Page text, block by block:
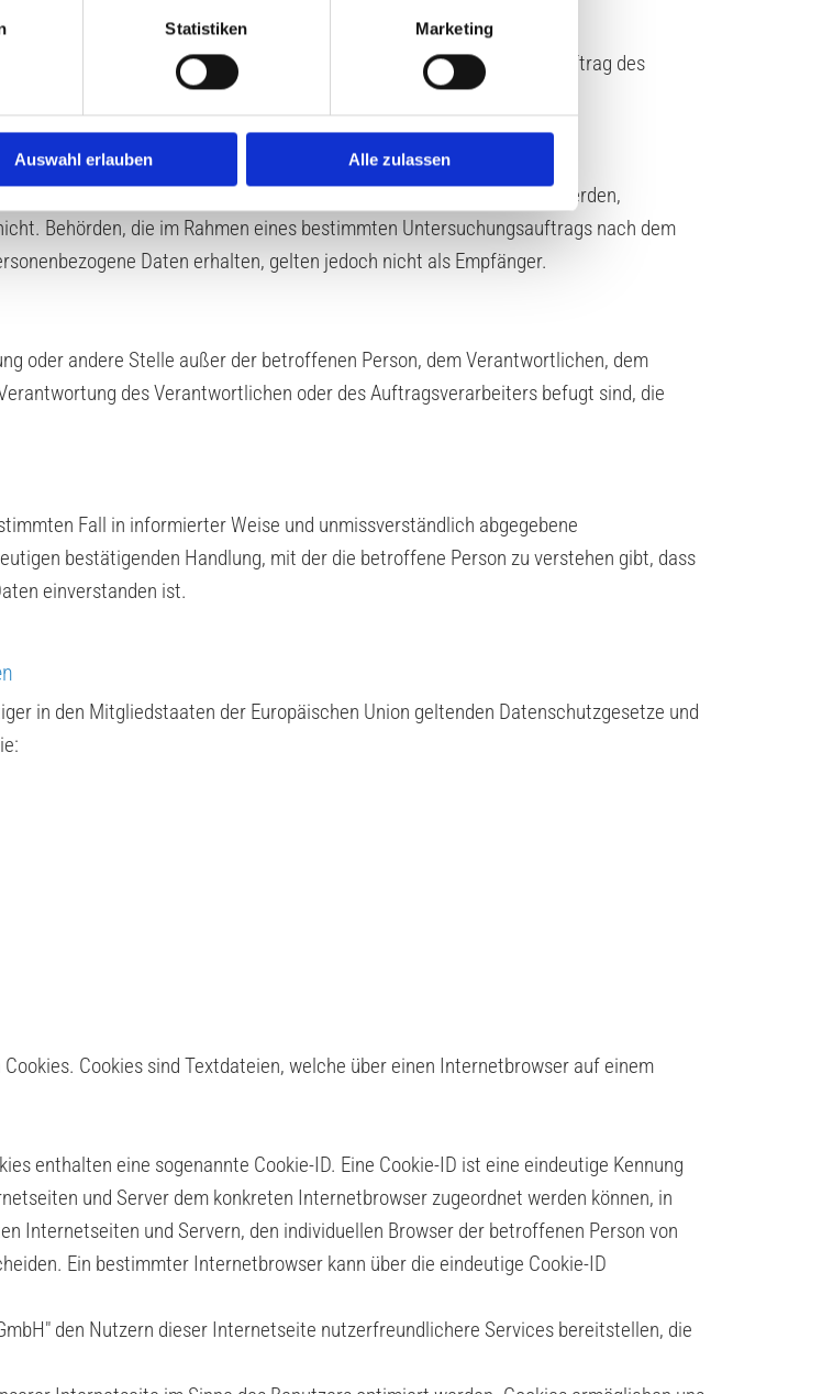
Statistiken Marketing
Auswahl erlauben Alle zulassen
Einrichtung oder andere Stelle, die personenbezogene Daten im Auftrag des
oder andere Stelle, der personenbezogene Daten offengelegt werden,
Behörden, die im Rahmen eines bestimmten Untersuchungsauftrags nach dem
Daten erhalten, gelten jedoch nicht als Empfänger.
oder andere Stelle außer der betroffenen Person, dem Verantwortlichen, dem
des Verantwortlichen oder des Auftragsverarbeiters befugt sind, die
Fall in informierter Weise und unmissverständlich abgegebene
bestätigenden Handlung, mit der die betroffene Person zu verstehen gibt, dass
einverstanden ist.
in den Mitgliedstaaten der Europäischen Union geltenden Datenschutzgesetze und
Cookies sind Textdateien, welche über einen Internetbrowser auf einem
enthalten eine sogenannte Cookie-ID. Eine Cookie-ID ist eine eindeutige Kennung
und Server dem konkreten Internetbrowser zugeordnet werden können, in
Internetseiten und Servern, den individuellen Browser der betroffenen Person von
Ein bestimmter Internetbrowser kann über die eindeutige Cookie-ID
den Nutzern dieser Internetseite nutzerfreundlichere Services bereitstellen, die